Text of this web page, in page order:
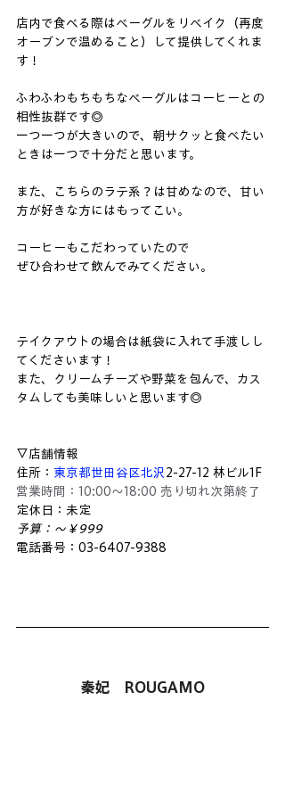
店内で食べる際はベーグルをリベイク（再度
オーブンで温めること）して提供してくれま
す！
ふわふわもちもちなベーグルはコーヒーとの
相性抜群です◎
一つ一つが大きいので、朝サクッと食べたい
ときは一つで十分だと思います。
また、こちらのラテ系？は甘めなので、甘い
方が好きな方にはもってこい。
コーヒーもこだわっていたので
ぜひ合わせて飲んでみてください。
テイクアウトの場合は紙袋に入れて手渡しし
てくださいます！
また、クリームチーズや野菜を包んで、カス
タムしても美味しいと思います◎
▽店舗情報
住所： 東京都世田谷区北沢 2-27-12 林ビル1F
営業時間：10:00～18:00 売り切れ次第終了
定休日：未定
予算：～￥999
電話番号：03-6407-9388
秦妃　ROUGAMO